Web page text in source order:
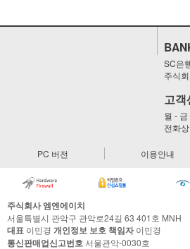
SC은
주식
고객
월 -
전화
PC 버전 이용안내
주식회사 엠엔에이치
서울특별시 관악구 관악로24길 63 401호 MNH
대표 이민경 개인정보 보호 책임자이민경
통신판매업신고번호 서울관악-0030호